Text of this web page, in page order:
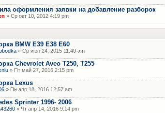
оформления заявки на добавление разборок
» Ср окт 10, 2012 4:19 pm
BMW E39 E38 E60
» Ср июн 24, 2015 11:40 am
Chevrolet Aveo T250, T255
» Пт май 27, 2016 2:15 pm
Lexus
» Пн апр 18, 2016 12:57 am
Sprinter 1996- 2006
» Чт апр 14, 2016 9:14 pm